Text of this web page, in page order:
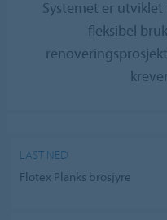
Systemet er
fleksibel
LAST NED
Flotex Planks brosjyre